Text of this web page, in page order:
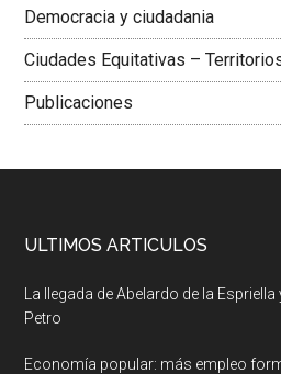
Democracia y ciudadania
Ciudades Equitativas –
Publicaciones
ULTIMOS ARTICULOS
La llegada de Abelardo de la
Petro
Economía popular: más empleo